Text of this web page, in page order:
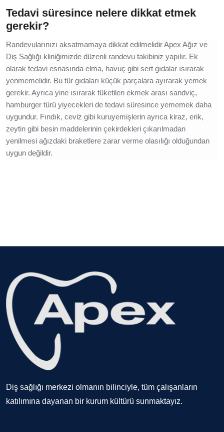
Tedavi süresince nelere dikkat etmek
gerekir?
Randevularınızı aksatmamaya dikkat edilmelidir Apex Ağız ve
Diş Sağlığı kliniğimizde düzenli randevu takibiniz yapılır. Ek
olarak tedavi esnasında elma, havuç gibi sert gıdalar ısırarak
yenmemelidir. Bu tür gıdaları küçük parçalara ayırarak yemek
gerekir. Ayrıca yine ısırarak tüketilen ekmek arası sandviç,
hamburger türü yiyecekleri de tedavi süresince yememek daha
uygundur. Fındık, ceviz gibi kuruyemişlerin ayrıca kiraz, erik,
zeytin gibi besin maddelerinin çekirdekleri çıkarılmadan
yenilmesi ağızdaki braketlere zarar verme olasılığı olduğundan
uygun değildir.
Diş sağlığı merkezi olmanın bilinciyle, tüm çalışanların
katılımına dayanan bir kurum kültürü sunmaktayız.